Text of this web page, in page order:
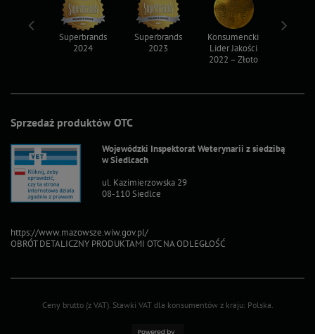
Sprzedaż produktów OTC
Wojewódzki Inspektorat Weterynarii z siedzibą
w Siedlcach
ul. Kazimierzowska 29
08-110 Siedlce
https://www.mazowsze.wiw.gov.pl/
OBRÓT DETALICZNY PRODUKTAMI OTC NA ODLEGŁOŚĆ
Superbrands
2024
Superbrands
2023
Konsumencki
Lider Jakości
2022 – Złoto
Ceny brutto (z VAT). Stawki VAT dla konsumentów z kraju: Polska